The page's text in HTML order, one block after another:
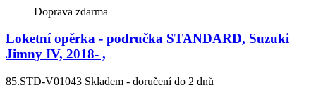
Doprava zdarma
Loketní opěrka - područka STANDARD, Suzuki
Jimny IV, 2018- ,
85.STD-V01043 Skladem - doručení do 2 dnů